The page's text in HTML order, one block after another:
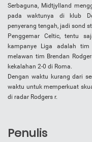
Serbaguna, Mіdtjуllаnd
pada waktunya di klub
penyerang tengah, jadi ѕоnd
Penggemar Celtic, tentu
kampanye Liga adalah
melawan tim Brendan
kekalahan 2-0 di Roma.
Dengan waktu kurang dari
waktu untuk memperkuat
di radar Rodgers r.
Penulis